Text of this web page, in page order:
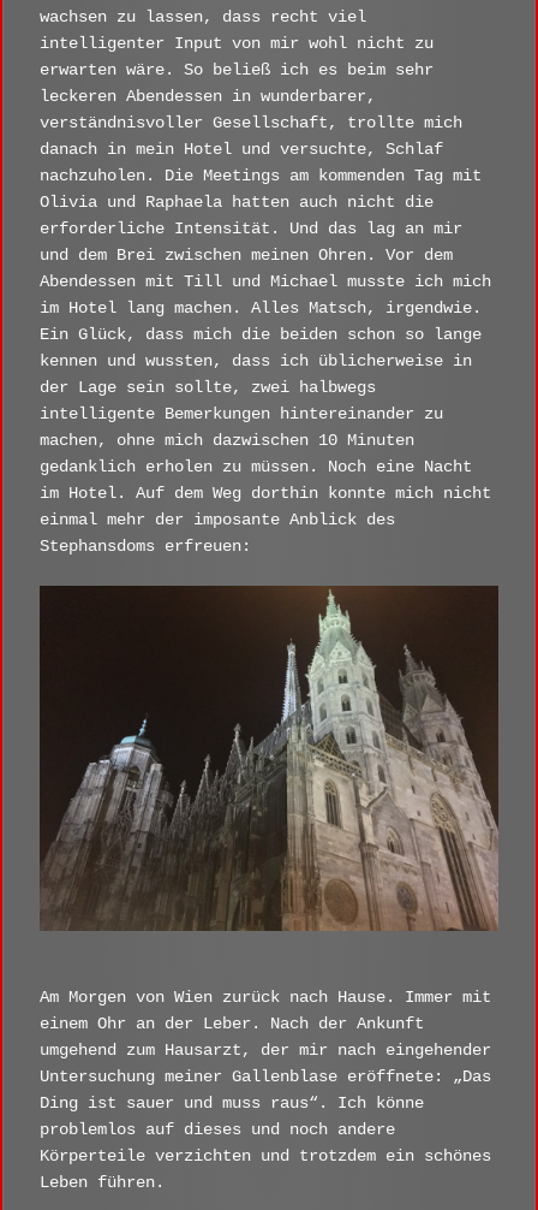
wachsen zu lassen, dass recht viel
intelligenter Input von mir wohl nicht zu
erwarten wäre. So beließ ich es beim sehr
leckeren Abendessen in wunderbarer,
verständnisvoller Gesellschaft, trollte mich
danach in mein Hotel und versuchte, Schlaf
nachzuholen. Die Meetings am kommenden Tag mit
Olivia und Raphaela hatten auch nicht die
erforderliche Intensität. Und das lag an mir
und dem Brei zwischen meinen Ohren. Vor dem
Abendessen mit Till und Michael musste ich mich
im Hotel lang machen. Alles Matsch, irgendwie.
Ein Glück, dass mich die beiden schon so lange
kennen und wussten, dass ich üblicherweise in
der Lage sein sollte, zwei halbwegs
intelligente Bemerkungen hintereinander zu
machen, ohne mich dazwischen 10 Minuten
gedanklich erholen zu müssen. Noch eine Nacht
im Hotel. Auf dem Weg dorthin konnte mich nicht
einmal mehr der imposante Anblick des
Stephansdoms erfreuen:
Am Morgen von Wien zurück nach Hause. Immer mit
einem Ohr an der Leber. Nach der Ankunft
umgehend zum Hausarzt, der mir nach eingehender
Untersuchung meiner Gallenblase eröffnete: „Das
Ding ist sauer und muss raus“. Ich könne
problemlos auf dieses und noch andere
Körperteile verzichten und trotzdem ein schönes
Leben führen.